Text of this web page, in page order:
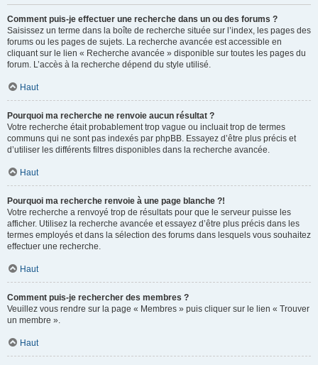
Comment puis-je effectuer une recherche dans un ou des forums ?
Saisissez un terme dans la boîte de recherche située sur l’index, les pages des
forums ou les pages de sujets. La recherche avancée est accessible en
cliquant sur le lien « Recherche avancée » disponible sur toutes les pages du
forum. L’accès à la recherche dépend du style utilisé.
Haut
Pourquoi ma recherche ne renvoie aucun résultat ?
Votre recherche était probablement trop vague ou incluait trop de termes
communs qui ne sont pas indexés par phpBB. Essayez d’être plus précis et
d’utiliser les différents filtres disponibles dans la recherche avancée.
Haut
Pourquoi ma recherche renvoie à une page blanche ?!
Votre recherche a renvoyé trop de résultats pour que le serveur puisse les
afficher. Utilisez la recherche avancée et essayez d’être plus précis dans les
termes employés et dans la sélection des forums dans lesquels vous souhaitez
effectuer une recherche.
Haut
Comment puis-je rechercher des membres ?
Veuillez vous rendre sur la page « Membres » puis cliquer sur le lien « Trouver
un membre ».
Haut